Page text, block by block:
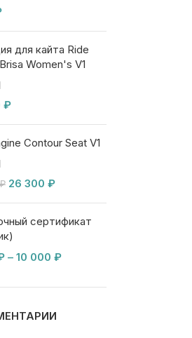
для кайта Ride
Women's V1
₽
Contour Seat V1
26 300 ₽
сертификат
– 10 000 ₽